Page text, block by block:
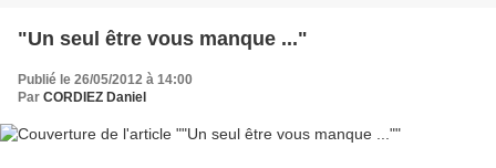
"Un seul être vous manque ..."
Publié le 26/05/2012 à 14:00
Par CORDIEZ Daniel